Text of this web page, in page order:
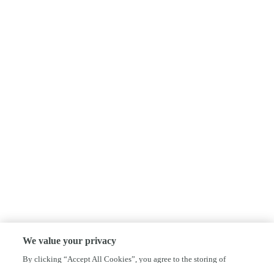
We value your privacy
By clicking “Accept All Cookies”, you agree to the storing of